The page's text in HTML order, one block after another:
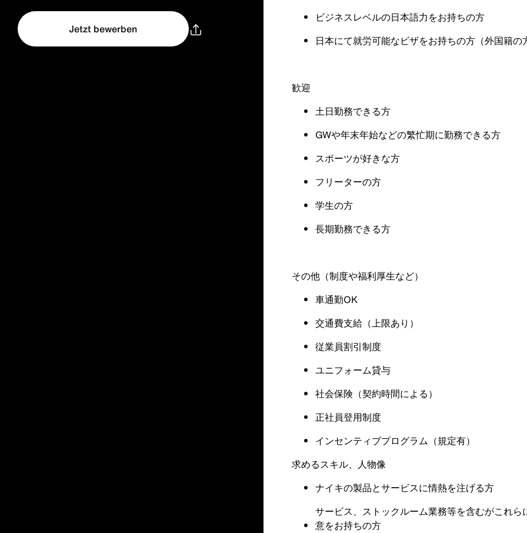
Jetzt bewerben
ビジネスレベルの日本語力をお持ちの方
日本にて就労可能なビザをお持ちの方（外国籍の
歓迎
土日勤務できる方
GWや年末年始などの繁忙期に勤務できる方
スポーツが好きな方
フリーターの方
学生の方
長期勤務できる方
その他（制度や福利厚生など）
車通勤OK
交通費支給（上限あり）
従業員割引制度
ユニフォーム貸与
社会保険（契約時間による）
正社員登用制度
インセンティブプログラム（規定有）
求めるスキル、人物像
ナイキの製品とサービスに情熱を注げる方
サービス、ストックルーム業務等を含むがこれ
意をお持ちの方